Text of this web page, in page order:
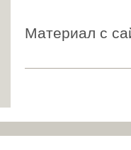
Материал с